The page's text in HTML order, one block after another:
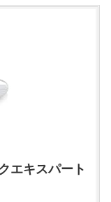
エキスパート